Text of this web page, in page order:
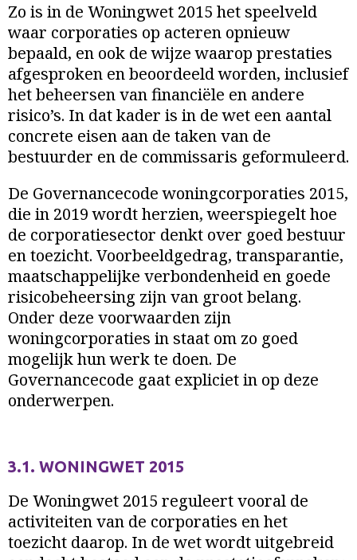
Zo is in de Woningwet 2015 het speelveld
waar corporaties op acteren opnieuw
bepaald, en ook de wijze waarop prestaties
afgesproken en beoordeeld worden, inclusief
het beheersen van financiële en andere
risico’s. In dat kader is in de wet een aantal
concrete eisen aan de taken van de
bestuurder en de commissaris geformuleerd.
De Governancecode woningcorporaties 2015,
die in 2019 wordt herzien, weerspiegelt hoe
de corporatiesector denkt over goed bestuur
en toezicht. Voorbeeldgedrag, transparantie,
maatschappelijke verbondenheid en goede
risicobeheersing zijn van groot belang.
Onder deze voorwaarden zijn
woningcorporaties in staat om zo goed
mogelijk hun werk te doen. De
Governancecode gaat expliciet in op deze
onderwerpen.
3.1. WONINGWET 2015
De Woningwet 2015 reguleert vooral de
activiteiten van de corporaties en het
toezicht daarop. In de wet wordt uitgebreid